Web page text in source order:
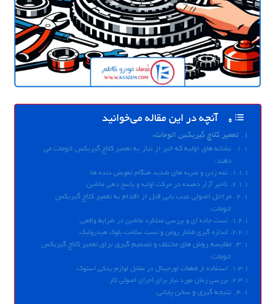
آنچه در این مقاله می‌خوانید
تعمیر کلاچ گیربکس اتومات:
نشانه های اولیه که خبر از نیاز به تعمیر کلاچ گیربکس اتومات می
دهند:
تقه زدن و ضربه های شدید هنگام تعویض دنده ها:
تاخیر آزار دهنده در حرکت اولیه و پاسخ دهی ماشین:
مراحل اصولی عیب یابی قبل از اقدام به تعمیر کلاچ گیربکس
اتومات:
تست جاده ای و بررسی عملکرد ماشین در شرایط واقعی:
اندازه گیری فشار روغن و تست سلامت بلوک هیدرولیک:
مقایسه روش های مختلف و تصمیم گیری برای تعمیر کلاچ گیربکس
اتومات:
استفاده از قطعات اورجینال در مقابل لوازم یدکی استوک:
بررسی زمان مورد نیاز برای اجرای اصولی کار:
نتیجه گیری و سخن پایانی: